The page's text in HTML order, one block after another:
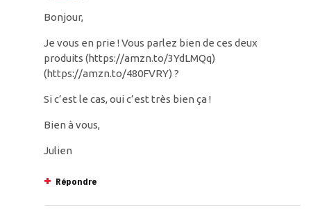
Bonjour,
Je vous en prie ! Vous parlez bien de ces deux
produits (https://amzn.to/3YdLMQq)
(https://amzn.to/480FVRY) ?
Si c’est le cas, oui c’est très bien ça !
Bien à vous,
Julien
Répondre